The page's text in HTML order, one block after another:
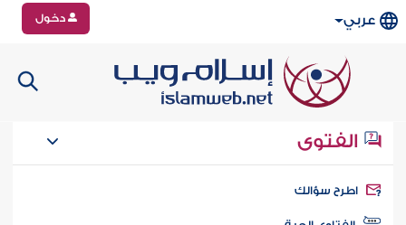
عربي دخول
الفتوى
سؤالك